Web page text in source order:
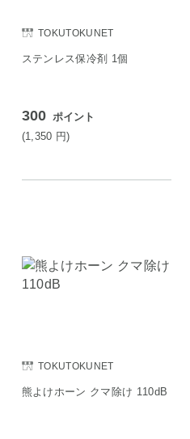
TOKUTOKUNET
ステンレス保冷剤 1個
300 ポイント
(1,350 円)
TOKUTOKUNET
熊よけホーン クマ除け 110dB